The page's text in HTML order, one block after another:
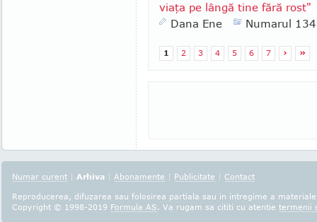
viaţa pe lângă tine fără rost"
Dana Ene
Numarul
1 2 3 4 5 6 7 › »
Numar curent | Arhiva | Abonamente | Publicitate | Contact
Reproducerea, difuzarea sau folosirea partiala sau in intregime a
Copyright © 1998-2019 Formula AS. Va rugam sa cititi cu atentie termenii